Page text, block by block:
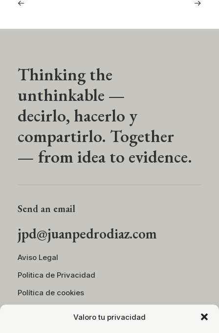
Valoro tu privacidad
Thinking the
unthinkable —
decirlo, hacerlo y
compartirlo. Together
— from idea to evidence.
Send an email
jpd@juanpedrodiaz.com
Aviso Legal
Politica de Privacidad
Política de cookies